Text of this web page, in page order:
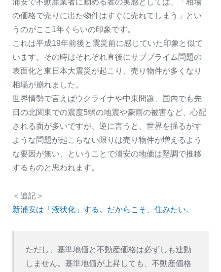
浦安で不動産業者に勤める者の実感としては、「相場
の価格で売りに出た物件はすぐに売れてしまう」とい
うのがここ1年くらいの印象です。
これは平成19年前後と震災前に感じていた印象と似て
います。その時はそれぞれ直後にサブプライム問題の
表面化と東日本大震災が起こり、売り物件が多くなり
相場が崩れました。
世界情勢で言えばウクライナや中東問題、国内でも先
日の北関東での震度5弱の地震や豪雨の被害など、心配
される面が多いですが、逆に言うと、世界を揺るがす
ような問題が起こらない限りは売り物件が増えるよう
な要因が無い、ということで浦安の地価は堅調で推移
するものと思われます。
＜追記＞
新浦安は「液状化」する。だからこそ、住みたい。
ただし、基準地価と不動産価格は必ずしも連動
しません。基準地価が上昇しても、不動産価格